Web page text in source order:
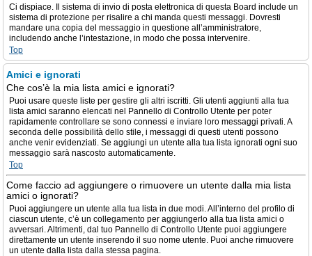
Ci dispiace. Il sistema di invio di posta elettronica di questa Board include un
sistema di protezione per risalire a chi manda questi messaggi. Dovresti
mandare una copia del messaggio in questione all’amministratore,
includendo anche l’intestazione, in modo che possa intervenire.
Top
Amici e ignorati
Che cos’è la mia lista amici e ignorati?
Puoi usare queste liste per gestire gli altri iscritti. Gli utenti aggiunti alla tua
lista amici saranno elencati nel Pannello di Controllo Utente per poter
rapidamente controllare se sono connessi e inviare loro messaggi privati. A
seconda delle possibilità dello stile, i messaggi di questi utenti possono
anche venir evidenziati. Se aggiungi un utente alla tua lista ignorati ogni suo
messaggio sarà nascosto automaticamente.
Top
Come faccio ad aggiungere o rimuovere un utente dalla mia lista
amici o ignorati?
Puoi aggiungere un utente alla tua lista in due modi. All’interno del profilo di
ciascun utente, c’è un collegamento per aggiungerlo alla tua lista amici o
avversari. Altrimenti, dal tuo Pannello di Controllo Utente puoi aggiungere
direttamente un utente inserendo il suo nome utente. Puoi anche rimuovere
un utente dalla lista dalla stessa pagina.